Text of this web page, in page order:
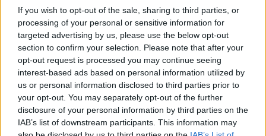
If you wish to opt-out of the sale, sharing to third parties, or
processing of your personal or sensitive information for
targeted advertising by us, please use the below opt-out
section to confirm your selection. Please note that after your
opt-out request is processed you may continue seeing
interest-based ads based on personal information utilized by
us or personal information disclosed to third parties prior to
your opt-out. You may separately opt-out of the further
disclosure of your personal information by third parties on the
IAB’s list of downstream participants. This information may